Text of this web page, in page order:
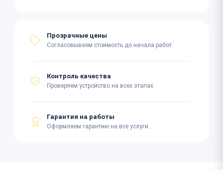
Прозрачные цены
Согласовываем стоимость до начала работ.
Контроль качества
Проверяем устройство на всех этапах.
Гарантия на работы
Оформляем гарантию на все услуги.